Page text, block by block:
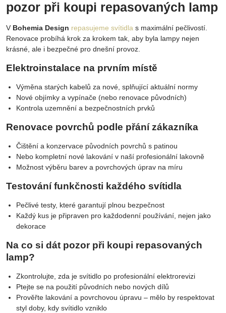
pozor při koupi repasovaných lamp
V Bohemia Design repasujeme svítidla s maximální pečlivostí.
Renovace probíhá krok za krokem tak, aby byla lampy nejen
krásné, ale i bezpečné pro dnešní provoz.
Elektroinstalace na prvním místě
Výměna starých kabelů za nové, splňující aktuální normy
Nové objímky a vypínače (nebo renovace původních)
Kontrola uzemnění a bezpečnostních prvků
Renovace povrchů podle přání zákazníka
Čištění a konzervace původních povrchů s patinou
Nebo kompletní nové lakování v naší profesionální lakovně
Možnost výběru barev a povrchových úprav na míru
Testování funkčnosti každého svítidla
Pečlivé testy, které garantují plnou bezpečnost
Každý kus je připraven pro každodenní používání, nejen jako
dekorace
Na co si dát pozor při koupi repasovaných
lamp?
Zkontrolujte, zda je svítidlo po profesionální elektrorevizi
Ptejte se na použití původních nebo nových dílů
Prověřte lakování a povrchovou úpravu – mělo by respektovat
styl doby, kdy svítidlo vzniklo